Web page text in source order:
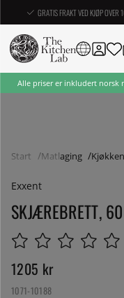
GRATIS FRAKT VED KJØP OVER
Alle priser er inkludert norsk
Start Matlaging
Exxent
SKJÆREBRETT,
1205 kr
1071-10188